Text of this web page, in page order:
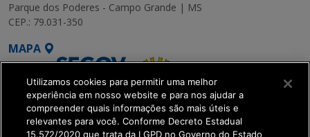
Parque dos Poderes - Campo Grande | MS
CEP.: 79.031-350
MAPA
Utilizamos cookies para permitir uma melhor
experiência em nosso website e para nos ajudar a
compreender quais informações são mais úteis e
relevantes para você. Conforme Decreto Estadual
15.572/2020 que trata da LGPD no Governo do Estado